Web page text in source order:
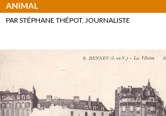
ANIMAL
PAR STÉPHANE THÉPOT, JOURNALISTE